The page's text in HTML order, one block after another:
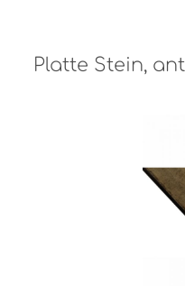
Platte Stein,